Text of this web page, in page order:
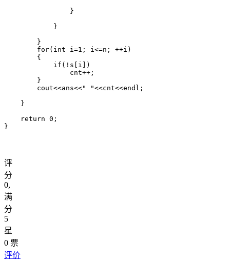
                }
            }
        }
        for(int i=1; i<=n; ++i)
        {
            if(!s[i])
                cnt++;
        }
        cout<<ans<<" "<<cnt<<endl;
    }
    return 0;
评
分
0,
满
分
5
星
0 票
评价